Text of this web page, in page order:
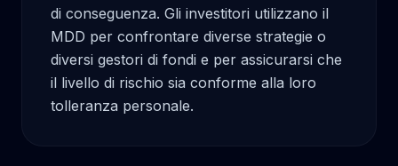
di conseguenza. Gli investitori utilizzano il
MDD per confrontare diverse strategie o
diversi gestori di fondi e per assicurarsi che
il livello di rischio sia conforme alla loro
tolleranza personale.